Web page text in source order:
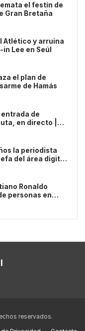
el festín de
Gran Bretaña
Atlético y arruina
Lee en Seúl
el plan de
de Hamás
entrada de
en directo |
la
a sus
en proteger sus
la periodista
del área digital
EITB
Ronaldo
personas en
el futbolista
especulaciones
reservados.